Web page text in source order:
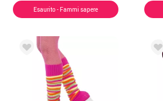
Esaurito - Fammi sapere